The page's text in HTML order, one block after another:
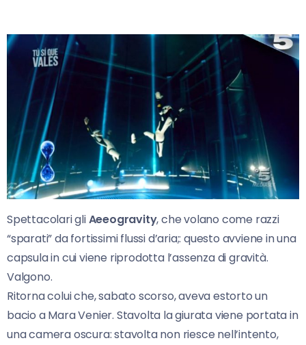
Spettacolari gliAeeogravity, che volano come razzi
“sparati” da fortissimi flussi d’aria;: questo avviene in una
capsula in cui viene riprodotta l’assenza di gravità.
Valgono.
Ritorna colui che, sabato scorso, aveva estorto un
bacio a Mara Venier. Stavolta la giurata viene portata in
una camera oscura: stavolta non riesce nell’intento,